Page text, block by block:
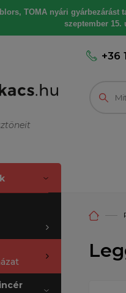
TOMA nyári
szeptember 15.
+36